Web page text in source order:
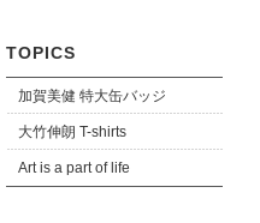
TOPICS
加賀美健 特大缶バッジ
大竹伸朗 T-shirts
Art is a part of life